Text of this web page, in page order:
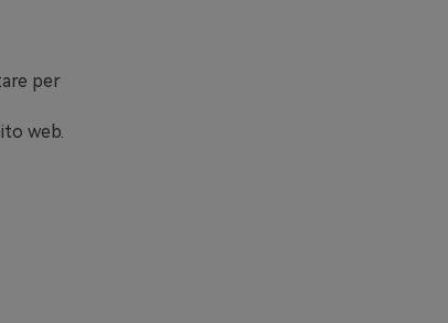
per
web.